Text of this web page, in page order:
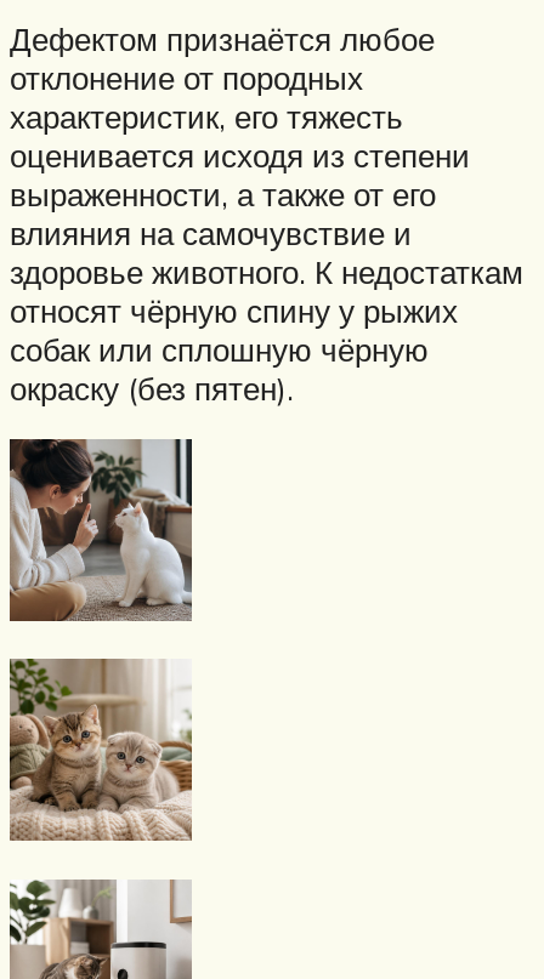
Дефектом признаётся любое
отклонение от породных
характеристик, его тяжесть
оценивается исходя из степени
выраженности, а также от его
влияния на самочувствие и
здоровье животного. К недостаткам
относят чёрную спину у рыжих
собак или сплошную чёрную
окраску (без пятен).